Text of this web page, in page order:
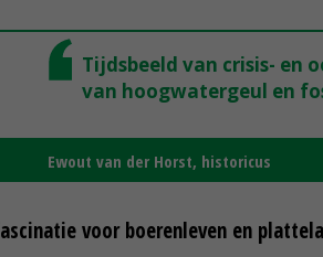
Tijdsbeeld van crisis- en
van hoogwatergeul en
Ewout van der Horst, historicus
voor boerenleven en